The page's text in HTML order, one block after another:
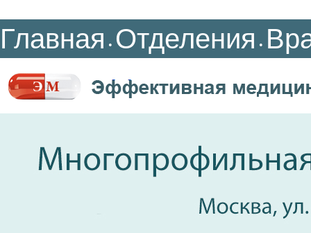
Главная • Отделения •